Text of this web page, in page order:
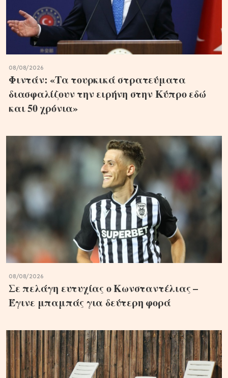
08/08/2026
Φιντάν: «Τα τουρκικά στρατεύματα
διασφαλίζουν την ειρήνη στην Κύπρο εδώ
και 50 χρόνια»
08/08/2026
Σε πελάγη ευτυχίας ο Κωνσταντέλιας –
Έγινε μπαμπάς για δεύτερη φορά